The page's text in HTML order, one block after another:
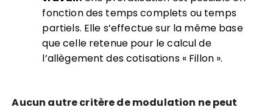
fonction des temps complets ou temps
partiels. Elle s’effectue sur la même base
que celle retenue pour le calcul de
l’allègement des cotisations « Fillon ».
Aucun autre critère de modulation ne peut